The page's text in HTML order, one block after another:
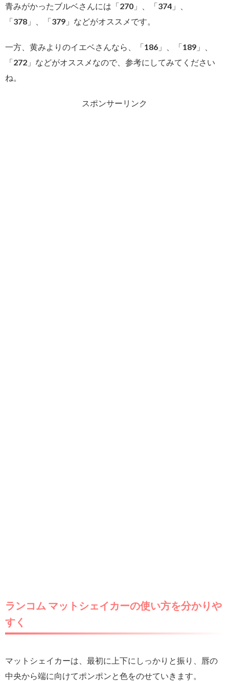
青みがかったブルベさんには「270」、「374」、
「378」、「379」などがオススメです。
一方、黄みよりのイエベさんなら、「186」、「189」、
「272」などがオススメなので、参考にしてみてください
ね。
スポンサーリンク
ランコム マットシェイカーの使い方を分かりや
すく
マットシェイカーは、最初に上下にしっかりと振り、唇の
中央から端に向けてポンポンと色をのせていきます。